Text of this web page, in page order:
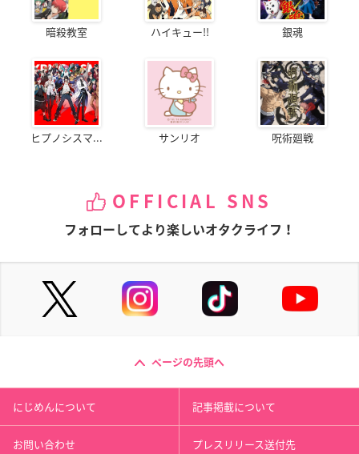
暗殺教室 ハイキュー!! 銀魂
ヒプノシスマ... サンリオ 呪術廻戦
OFFICIAL SNS
フォローしてより楽しいオタクライフ！
ページの先頭へ
にじめんについて 記事掲載について
お問い合わせ プレスリリース送付先